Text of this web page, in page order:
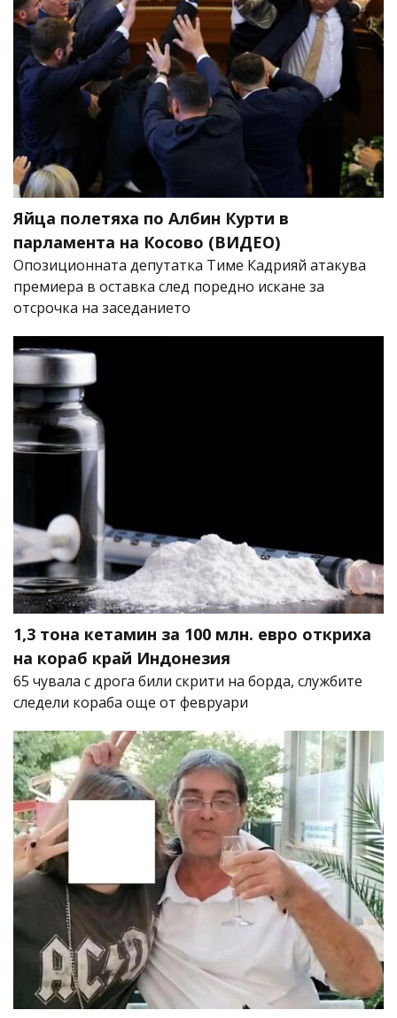
Яйца полетяха по Албин Курти в
парламента на Косово (ВИДЕО)
Опозиционната депутатка Тиме Кадрияй атакува
премиера в оставка след поредно искане за
отсрочка на заседанието
1,3 тона кетамин за 100 млн. евро откриха
на кораб край Индонезия
65 чувала с дрога били скрити на борда, службите
следели кораба още от февруари